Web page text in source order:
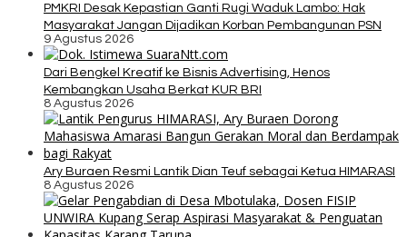
PMKRI Desak Kepastian Ganti Rugi Waduk Lambo: Hak
Masyarakat Jangan Dijadikan Korban Pembangunan PSN
9 Agustus 2026
Dari Bengkel Kreatif ke Bisnis Advertising, Henos
Kembangkan Usaha Berkat KUR BRI
8 Agustus 2026
Ary Buraen Resmi Lantik Dian Teuf sebagai Ketua HIMARASI
8 Agustus 2026